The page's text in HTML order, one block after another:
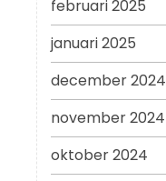
februari 2025
januari 2025
december 2024
november 2024
oktober 2024